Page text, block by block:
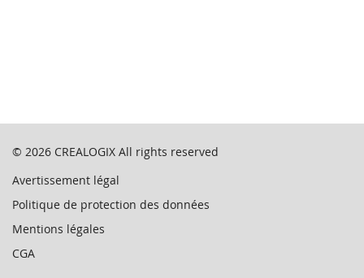
© 2026 CREALOGIX All rights reserved
Avertissement légal
Politique de protection des données
Mentions légales
CGA